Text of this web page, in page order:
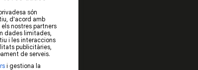
Miguel Morales
Berta Herreros
Massaguer
Jordi Novell
Rosa E. Massaguer